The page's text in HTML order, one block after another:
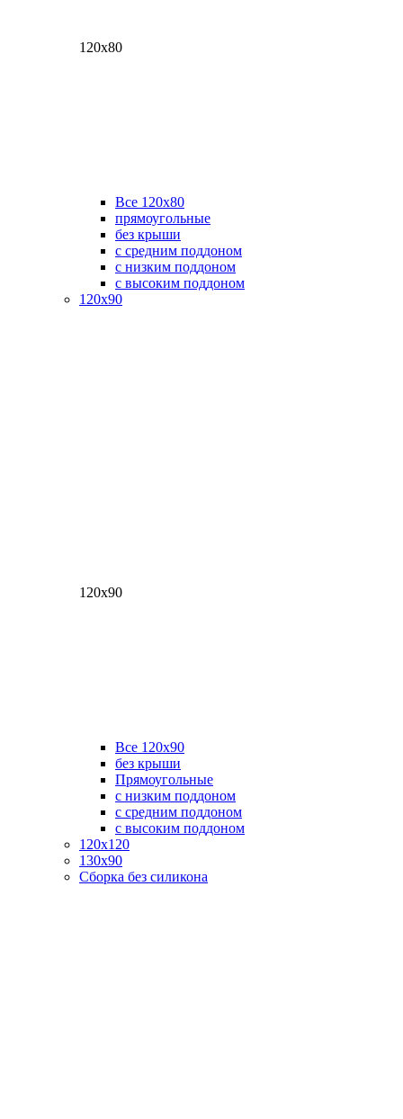
120х80
Все 120х80
прямоугольные
без крыши
с средним поддоном
с низким поддоном
с высоким поддоном
120х90
120х90
Все 120х90
без крыши
Прямоугольные
с низким поддоном
с средним поддоном
с высоким поддоном
120х120
130х90
Сборка без силикона